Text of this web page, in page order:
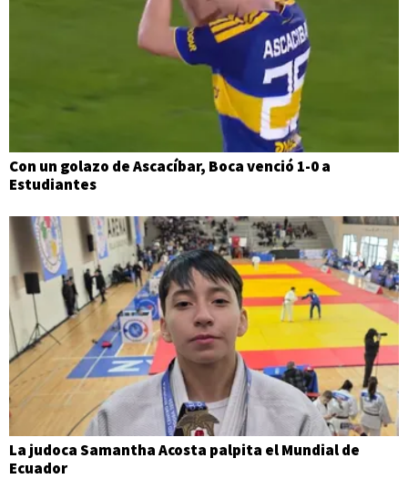
Con un golazo de Ascacíbar, Boca venció 1-0 a
Estudiantes
La judoca Samantha Acosta palpita el Mundial de
Ecuador